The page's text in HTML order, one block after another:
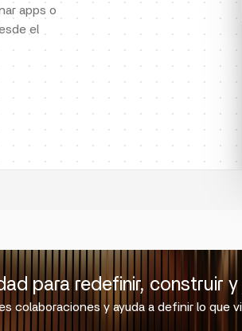
apps o
el
para redefinir, construir y
colaboraciones y ayuda a definir lo que